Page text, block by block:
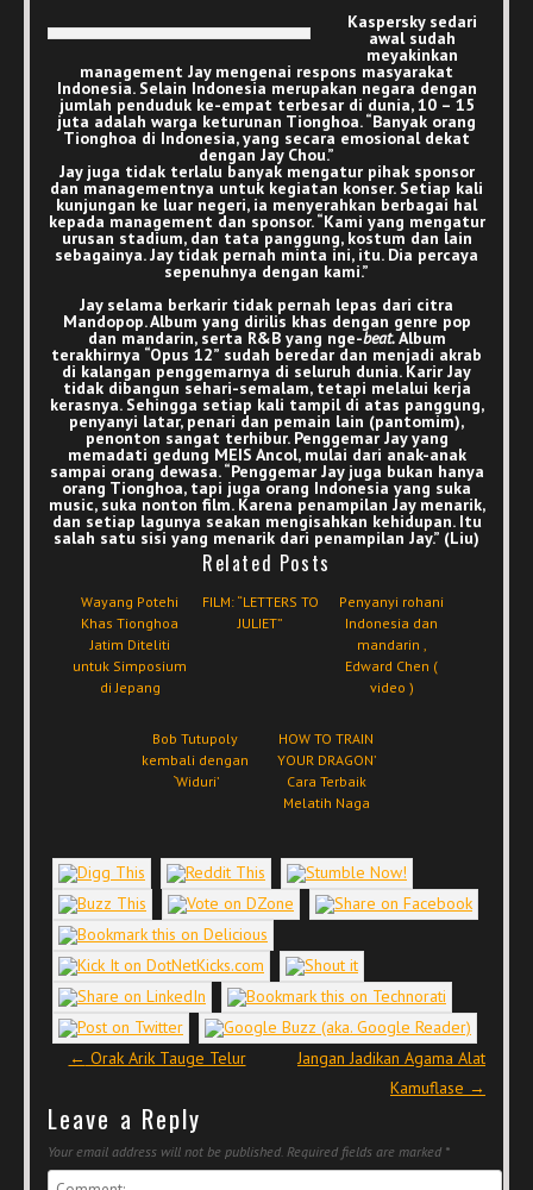
Kaspersky sedari
awal sudah
meyakinkan
management Jay mengenai respons masyarakat
Indonesia. Selain Indonesia merupakan negara dengan
jumlah penduduk ke-empat terbesar di dunia, 10 – 15
juta adalah warga keturunan Tionghoa. “Banyak orang
Tionghoa di Indonesia, yang secara emosional dekat
dengan Jay Chou.”
Jay juga tidak terlalu banyak mengatur pihak sponsor
dan managementnya untuk kegiatan konser. Setiap kali
kunjungan ke luar negeri, ia menyerahkan berbagai hal
kepada management dan sponsor. “Kami yang mengatur
urusan stadium, dan tata panggung, kostum dan lain
sebagainya. Jay tidak pernah minta ini, itu. Dia percaya
sepenuhnya dengan kami.”
Jay selama berkarir tidak pernah lepas dari citra
Mandopop. Album yang dirilis khas dengan genre pop
dan mandarin, serta R&B yang nge-beat.Album
terakhirnya “Opus 12” sudah beredar dan menjadi akrab
di kalangan penggemarnya di seluruh dunia. Karir Jay
tidak dibangun sehari-semalam, tetapi melalui kerja
kerasnya. Sehingga setiap kali tampil di atas panggung,
penyanyi latar, penari dan pemain lain (pantomim),
penonton sangat terhibur. Penggemar Jay yang
memadati gedung MEIS Ancol, mulai dari anak-anak
sampai orang dewasa. “Penggemar Jay juga bukan hanya
orang Tionghoa, tapi juga orang Indonesia yang suka
music, suka nonton film. Karena penampilan Jay menarik,
dan setiap lagunya seakan mengisahkan kehidupan. Itu
salah satu sisi yang menarik dari penampilan Jay.” (Liu)
Related Posts
Wayang Potehi
Khas Tionghoa
Jatim Diteliti
untuk Simposium
di Jepang
FILM: “LETTERS TO
JULIET”
Penyanyi rohani
Indonesia dan
mandarin ,
Edward Chen (
video )
Bob Tutupoly
kembali dengan
`Widuri’
HOW TO TRAIN
YOUR DRAGON’
Cara Terbaik
Melatih Naga
Post navigation
← Orak Arik Tauge Telur
Jangan Jadikan Agama Alat
Kamuflase →
Leave a Reply
Your email address will not be published. Required fields are marked *